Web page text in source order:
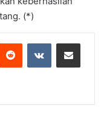
(*)
Reddit VKontakteShare via Email